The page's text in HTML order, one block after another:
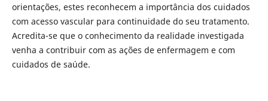
orientações, estes reconhecem a importância dos cuidados
com acesso vascular para continuidade do seu tratamento.
Acredita-se que o conhecimento da realidade investigada
venha a contribuir com as ações de enfermagem e com
cuidados de saúde.